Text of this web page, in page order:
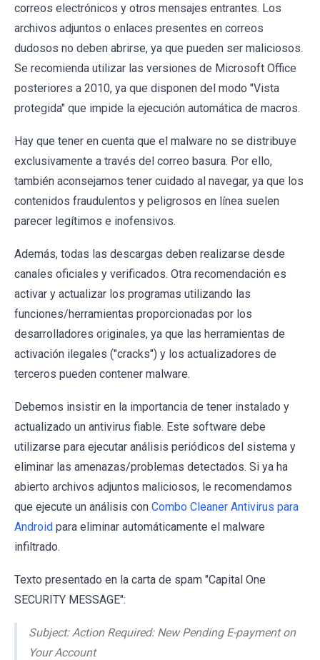
correos electrónicos y otros mensajes entrantes. Los
archivos adjuntos o enlaces presentes en correos
dudosos no deben abrirse, ya que pueden ser maliciosos.
Se recomienda utilizar las versiones de Microsoft Office
posteriores a 2010, ya que disponen del modo "Vista
protegida" que impide la ejecución automática de macros.
Hay que tener en cuenta que el malware no se distribuye
exclusivamente a través del correo basura. Por ello,
también aconsejamos tener cuidado al navegar, ya que los
contenidos fraudulentos y peligrosos en línea suelen
parecer legítimos e inofensivos.
Además, todas las descargas deben realizarse desde
canales oficiales y verificados. Otra recomendación es
activar y actualizar los programas utilizando las
funciones/herramientas proporcionadas por los
desarrolladores originales, ya que las herramientas de
activación ilegales ("cracks") y los actualizadores de
terceros pueden contener malware.
Debemos insistir en la importancia de tener instalado y
actualizado un antivirus fiable. Este software debe
utilizarse para ejecutar análisis periódicos del sistema y
eliminar las amenazas/problemas detectados. Si ya ha
abierto archivos adjuntos maliciosos, le recomendamos
que ejecute un análisis con Combo Cleaner Antivirus para
Android para eliminar automáticamente el malware
infiltrado.
Texto presentado en la carta de spam "Capital One
SECURITY MESSAGE":
Subject: Action Required: New Pending E-payment on
Your Account